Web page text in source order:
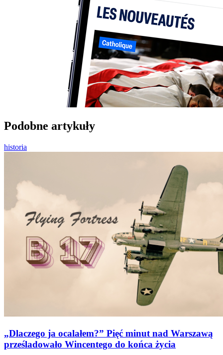
Podobne artykuły
historia
„Dlaczego ja ocalałem?” Pięć minut nad Warszawą
prześladowało Wincentego do końca życia